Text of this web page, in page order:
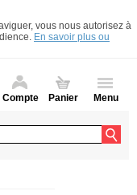
vous nous autorisez à
En savoir plus ou
Compte Panier Menu